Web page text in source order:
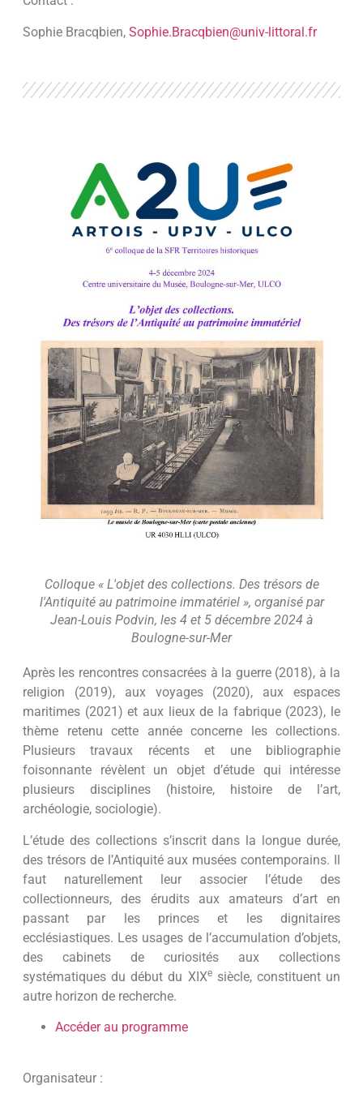
Sophie Bracqbien, Sophie.Bracqbien@univ-littoral.fr
Colloque « L'objet des collections. Des trésors de
l'Antiquité au patrimoine immatériel », organisé par
Jean-Louis Podvin, les 4 et 5 décembre 2024 à
Boulogne-sur-Mer
Après les rencontres consacrées à la guerre (2018), à la
religion (2019), aux voyages (2020), aux espaces
maritimes (2021) et aux lieux de la fabrique (2023), le
thème retenu cette année concerne les collections.
Plusieurs travaux récents et une bibliographie
foisonnante révèlent un objet d’étude qui intéresse
plusieurs disciplines (histoire, histoire de l’art,
archéologie, sociologie).
L’étude des collections s’inscrit dans la longue durée,
des trésors de l’Antiquité aux musées contemporains. Il
faut naturellement leur associer l’étude des
collectionneurs, des érudits aux amateurs d’art en
passant par les princes et les dignitaires
ecclésiastiques. Les usages de l’accumulation d’objets,
des cabinets de curiosités aux collections
systématiques du début du XIXesiècle, constituent un
autre horizon de recherche.
Accéder au programme
Organisateur :